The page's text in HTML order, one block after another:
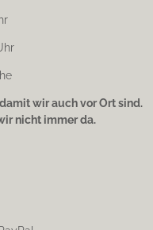
wir auch vor Ort sind.
nicht immer da.